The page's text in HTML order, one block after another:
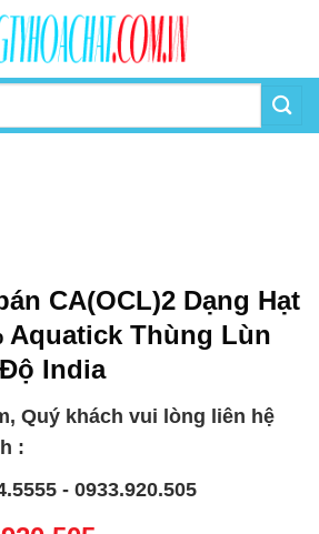
CA(OCL)2 Dạng Hạt
Aquatick Thùng Lùn
India
Quý khách vui lòng liên hệ
:
- 0933.920.505